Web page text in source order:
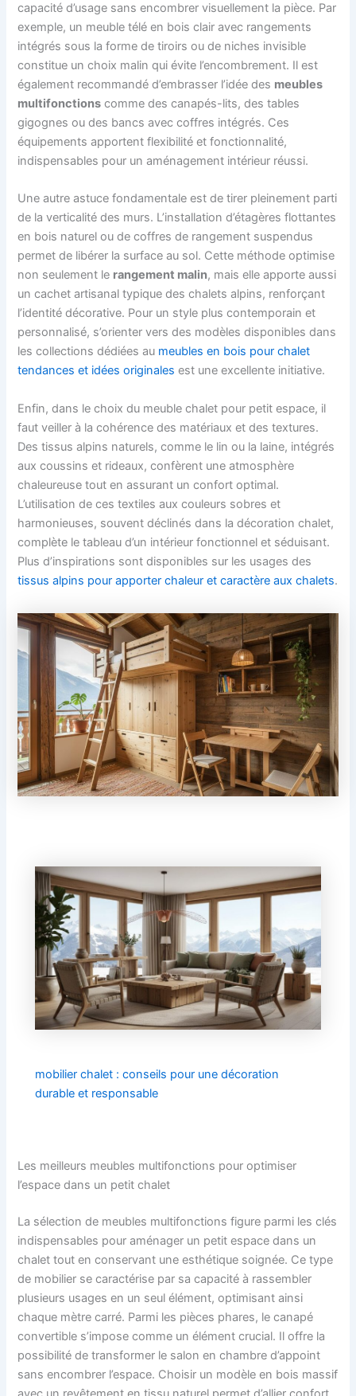
capacité d’usage sans encombrer visuellement la pièce. Par
exemple, un meuble télé en bois clair avec rangements
intégrés sous la forme de tiroirs ou de niches invisible
constitue un choix malin qui évite l’encombrement. Il est
également recommandé d’embrasser l’idée des meubles
multifonctions comme des canapés-lits, des tables
gigognes ou des bancs avec coffres intégrés. Ces
équipements apportent flexibilité et fonctionnalité,
indispensables pour un aménagement intérieur réussi.
Une autre astuce fondamentale est de tirer pleinement parti
de la verticalité des murs. L’installation d’étagères flottantes
en bois naturel ou de coffres de rangement suspendus
permet de libérer la surface au sol. Cette méthode optimise
non seulement le rangement malin, mais elle apporte aussi
un cachet artisanal typique des chalets alpins, renforçant
l’identité décorative. Pour un style plus contemporain et
personnalisé, s’orienter vers des modèles disponibles dans
les collections dédiées au meubles en bois pour chalet
tendances et idées originales est une excellente initiative.
Enfin, dans le choix du meuble chalet pour petit espace, il
faut veiller à la cohérence des matériaux et des textures.
Des tissus alpins naturels, comme le lin ou la laine, intégrés
aux coussins et rideaux, confèrent une atmosphère
chaleureuse tout en assurant un confort optimal.
L’utilisation de ces textiles aux couleurs sobres et
harmonieuses, souvent déclinés dans la décoration chalet,
complète le tableau d’un intérieur fonctionnel et séduisant.
Plus d’inspirations sont disponibles sur les usages des
tissus alpins pour apporter chaleur et caractère aux chalets.
mobilier chalet : conseils pour une décoration
durable et responsable
Les meilleurs meubles multifonctions pour optimiser
l’espace dans un petit chalet
La sélection de meubles multifonctions figure parmi les clés
indispensables pour aménager un petit espace dans un
chalet tout en conservant une esthétique soignée. Ce type
de mobilier se caractérise par sa capacité à rassembler
plusieurs usages en un seul élément, optimisant ainsi
chaque mètre carré. Parmi les pièces phares, le canapé
convertible s’impose comme un élément crucial. Il offre la
possibilité de transformer le salon en chambre d’appoint
sans encombrer l’espace. Choisir un modèle en bois massif